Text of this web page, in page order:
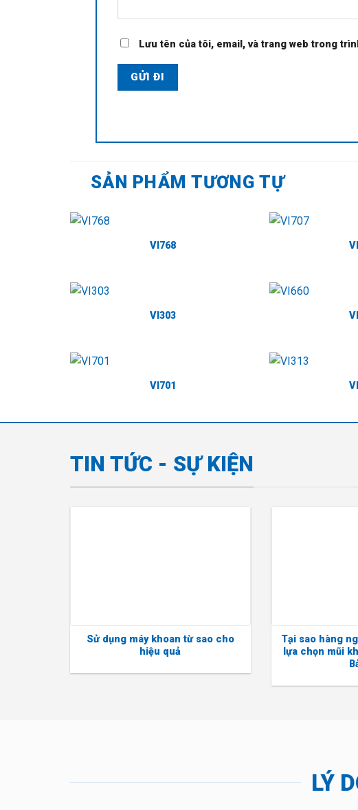
Lưu tên của tôi, email, và trang web trong
SẢN PHẨM TƯƠNG TỰ
VI768
VI303
VI701
TIN TỨC - SỰ KIỆN
Sử dụng máy khoan từ sao cho
hiệu quả
Tại sao hàng
lựa chọn mũi
LÝ